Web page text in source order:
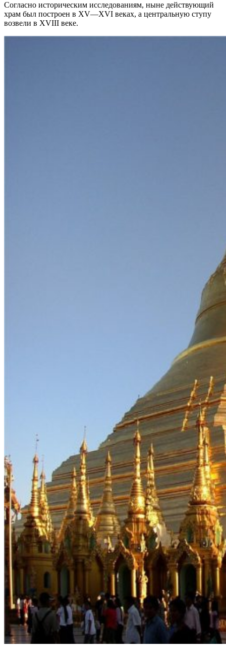
Согласно историческим исследованиям, ныне действующий
храм был построен в XV—XVI веках, а центральную ступу
возвели в XVIII веке.